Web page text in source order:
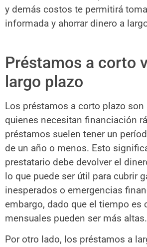
y demás costos te permitirá
informada y ahorrar dinero a
Préstamos a corto
largo plazo
Los préstamos a corto plazo son
quienes necesitan financiación
préstamos suelen tener un
de un año o menos. Esto
prestatario debe devolver el
lo que puede ser útil para cubrir
inesperados o emergencias
embargo, dado que el tiempo es
mensuales pueden ser más altas.
Por otro lado, los préstamos a